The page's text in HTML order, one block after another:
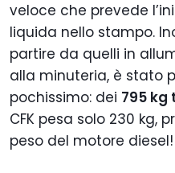
veloce che prevede
liquida nello stampo.
partire da quelli in
alla minuteria, è stato
pochissimo: dei 795 kg
CFK pesa solo 230 kg,
peso del motore diesel!